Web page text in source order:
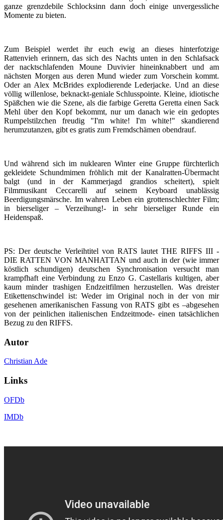
ganze grenzdebile Schlocksinn dann doch einige unvergessliche
Momente zu bieten.
Zum Beispiel werdet ihr euch ewig an dieses hinterfotzige
Rattenvieh erinnern, das sich des Nachts unten in den Schlafsack
der nacktschlafenden Moune Duvivier hineinknabbert und am
nächsten Morgen aus deren Mund wieder zum Vorschein kommt.
Oder an Alex McBrides explodierende Lederjacke. Und an diese
völlig willenlose, beknackt-geniale Schlusspointe. Kleine, idiotische
Späßchen wie die Szene, als die farbige Geretta Geretta einen Sack
Mehl über den Kopf bekommt, nur um danach wie ein gedoptes
Rumpelstilzchen freudig "I'm white! I'm white!" skandierend
herumzutanzen, gibt es gratis zum Fremdschämen obendrauf.
Und während sich im nuklearen Winter eine Gruppe fürchterlich
gekleidete Schundmimen fröhlich mit der Kanalratten-Übermacht
balgt (und in der Kammerjagd grandios scheitert), spielt
Filmmusikant Ceccarelli auf seinem Keyboard unablässig
Beerdigungsmärsche. Im wahren Leben ein grottenschlechter Film;
in bierseliger – Verzeihung!- in sehr bierseliger Runde ein
Heidenspaß.
PS: Der deutsche Verleihtitel von RATS lautet THE RIFFS III -
DIE RATTEN VON MANHATTAN und auch in der (wie immer
köstlich schundigen) deutschen Synchronisation versucht man
krampfhaft eine Verbindung zu Enzo G. Castellaris kultigen, aber
kaum minder trashigen Endzeitfilmen herzustellen. Was dreister
Etikettenschwindel ist: Weder im Original noch in der von mir
gesehenen amerikanischen Fassung von RATS gibt es –abgesehen
von der peinlichen italienischen Endzeitmode- einen tatsächlichen
Bezug zu den RIFFS.
Autor
Christian Ade
Links
OFDb
IMDb